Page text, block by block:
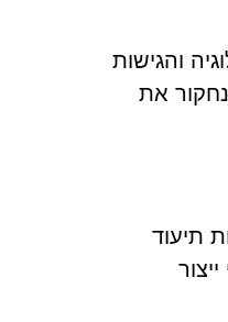
והגישות
את
תיעוד